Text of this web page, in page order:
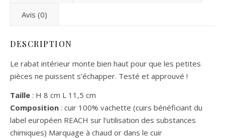
Avis (0)
DESCRIPTION
Le rabat intérieur monte bien haut pour que les petites
pièces ne puissent s’échapper. Testé et approuvé !
Taille : H 8 cm L 11,5 cm
Composition : cuir 100% vachette (cuirs bénéficiant du
label européen REACH sur l’utilisation des substances
chimiques) Marquage à chaud or dans le cuir